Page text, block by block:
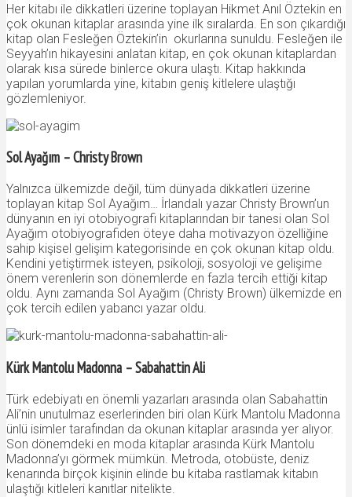
Her kitabı ile dikkatleri üzerine toplayan Hikmet Anıl Öztekin en
çok okunan kitaplar arasında yine ilk sıralarda. En son çıkardığı
kitap olan Fesleğen Öztekin’in okurlarına sunuldu. Fesleğen ile
Seyyah’ın hikayesini anlatan kitap, en çok okunan kitaplardan
olarak kısa sürede binlerce okura ulaştı. Kitap hakkında
yapılan yorumlarda yine, kitabın geniş kitlelere ulaştığı
gözlemleniyor.
Sol Ayağım – Christy Brown
Yalnızca ülkemizde değil, tüm dünyada dikkatleri üzerine
toplayan kitap Sol Ayağım… İrlandalı yazar Christy Brown’un
dünyanın en iyi otobiyografi kitaplarından bir tanesi olan Sol
Ayağım otobiyografiden öteye daha motivazyon özelliğine
sahip kişisel gelişim kategorisinde en çok okunan kitap oldu.
Kendini yetiştirmek isteyen, psikoloji, sosyoloji ve gelişime
önem verenlerin son dönemlerde en fazla tercih ettiği kitap
oldu. Aynı zamanda Sol Ayağım (Christy Brown) ülkemizde en
çok tercih edilen yabancı yazar oldu.
Kürk Mantolu Madonna – Sabahattin Ali
Türk edebiyatı en önemli yazarları arasında olan Sabahattin
Ali’nin unutulmaz eserlerinden biri olan Kürk Mantolu Madonna
ünlü isimler tarafından da okunan kitaplar arasında yer alıyor.
Son dönemdeki en moda kitaplar arasında Kürk Mantolu
Madonna’yı görmek mümkün. Metroda, otobüste, deniz
kenarında birçok kişinin elinde bu kitaba rastlamak kitabın
ulaştığı kitleleri kanıtlar nitelikte.